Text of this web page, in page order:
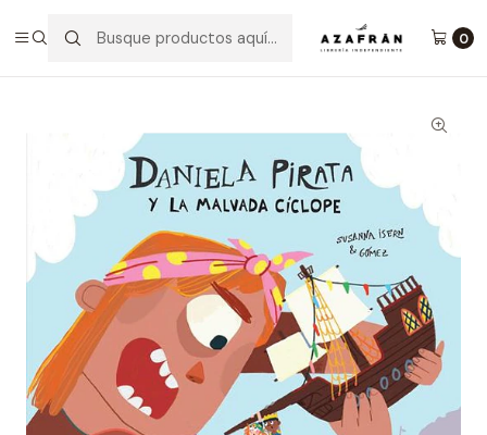
0
Daniela Pirata Y La Malvada Cíclope